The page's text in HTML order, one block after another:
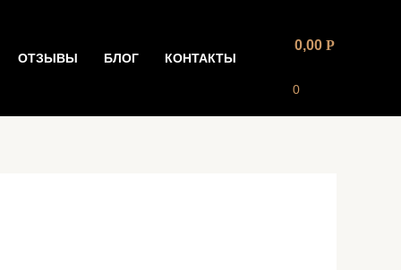
ОТЗЫВЫ БЛОГ КОНТАКТЫ
0,00 Р
0